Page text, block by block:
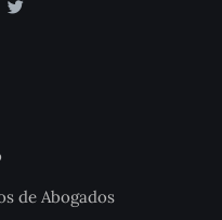
de Abogados